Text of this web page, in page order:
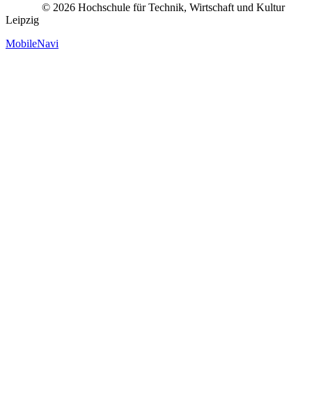
© 2026 Hochschule für Technik, Wirtschaft und Kultur
Leipzig
MobileNavi